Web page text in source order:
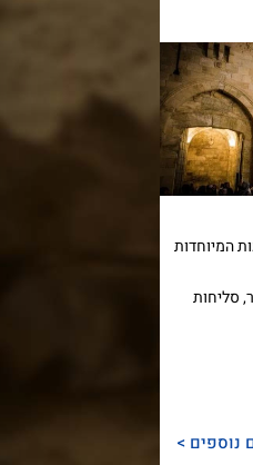
המיוחדות
סליחות
נוספים >